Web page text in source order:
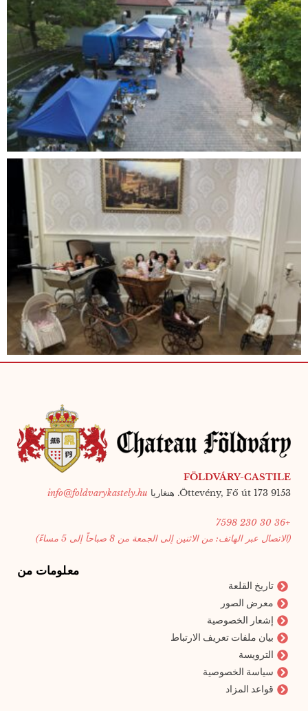
FÖLDVÁRY-CASTILE
9153 Öttevény, Fő út 173. هنغاريا
info@foldvarykastely.hu
+36 30 230 7598
(الاتصال عبر الهاتف: من الاثنين إلى الجمعة من 8 صباحاً إلى 5 مساءً)
معلومات من
تاريخ القلعة
معرض الصور
إشعار الخصوصية
بيان ملفات تعريف الارتباط
الترويسة
سياسة الخصوصية
قواعد المزاد